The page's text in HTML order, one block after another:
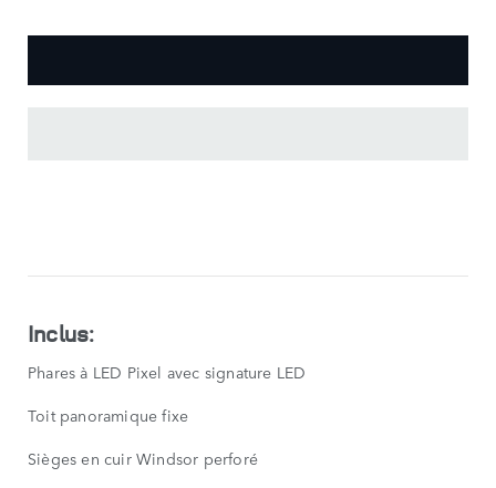
MOINS
Inclus:
Phares à LED Pixel avec signature LED
Toit panoramique fixe
Sièges en cuir Windsor perforé